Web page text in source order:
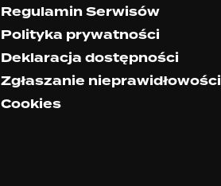
Regulamin Serwisów
Polityka prywatności
Deklaracja dostępności
Zgłaszanie nieprawidłowości
Cookies